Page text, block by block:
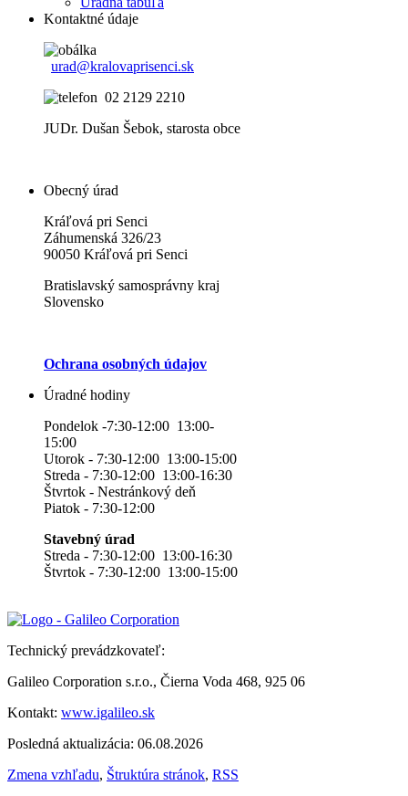
Kontaktné údaje
urad@kralovaprisenci.sk
02 2129 2210
JUDr. Dušan Šebok, starosta obce
Obecný úrad
Kráľová pri Senci
Záhumenská 326/23
90050 Kráľová pri Senci
Bratislavský samosprávny kraj
Slovensko
Ochrana osobných údajov
Úradné hodiny
Pondelok -7:30-12:00 13:00-
15:00
Utorok - 7:30-12:00 13:00-15:00
Streda - 7:30-12:00 13:00-16:30
Štvrtok - Nestránkový deň
Piatok - 7:30-12:00
Stavebný úrad
Streda - 7:30-12:00 13:00-16:30
Štvrtok - 7:30-12:00 13:00-15:00
Technický prevádzkovateľ:
Galileo Corporation s.r.o., Čierna Voda 468, 925 06
Kontakt: www.igalileo.sk
Posledná aktualizácia: 06.08.2026
Zmena vzhľadu, Štruktúra stránok, RSS